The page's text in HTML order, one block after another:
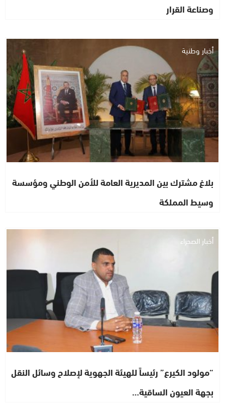
وصناعة القرار
أخبار وطنية
بلاغ مشترك بين المديرية العامة للأمن الوطني ومؤسسة
وسيط المملكة
أخبار الصحراء
“مولود الكيرع” رئيساً للهيئة الجهوية لإصلاح وسائل النقل
بجهة العيون الساقية…